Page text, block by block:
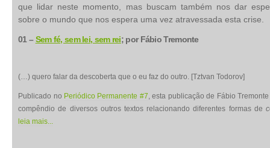
que lidar neste momento, mas buscam também nos dar
sobre o mundo que nos espera uma vez atravessada esta crise.
01 –Sem fé, sem lei, sem rei; por Fábio Tremonte
(…) quero falar da descoberta que o eu faz do outro. [Tztvan Todorov]
Publicado no Periódico Permanente #7 , esta publicação de Fábio
compêndio de diversos outros textos relacionando diferentes formas de
leia mais...